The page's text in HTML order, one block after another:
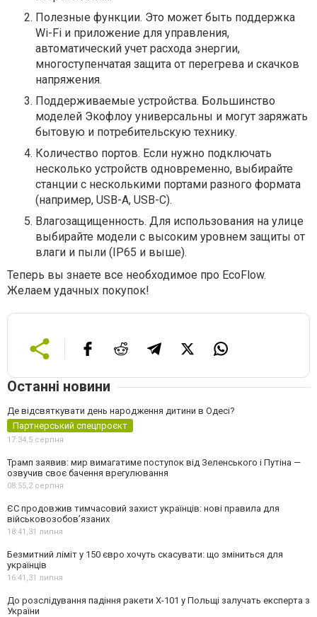
Полезные функции. Это может быть поддержка
Wi-Fi и приложение для управления,
автоматический учет расхода энергии,
многоступенчатая защита от перегрева и скачков
напряжения.
Поддерживаемые устройства. Большинство
моделей Экофлоу универсальны и могут заряжать
бытовую и потребительскую технику.
Количество портов. Если нужно подключать
несколько устройств одновременно, выбирайте
станции с несколькими портами разного формата
(например, USB-A, USB-C).
Влагозащищенность. Для использования на улице
выбирайте модели с высоким уровнем защиты от
влаги и пыли (IP65 и выше).
Теперь вы знаете все необходимое про EcoFlow.
Желаем удачных покупок!
Останні новини
Де відсвяткувати день народження дитини в Одесі?
Партнерський спецпроєкт
17:34,5 серпня
Трамп заявив: мир вимагатиме поступок від Зеленського і Путіна —
озвучив своє бачення врегулювання
08:55,2 серпня
ЄС продовжив тимчасовий захист українців: нові правила для
військовозобов’язаних
18:41,31 липня
Безмитний ліміт у 150 євро хочуть скасувати: що зміниться для
українців
16:41,31 липня
До розслідування падіння ракети Х-101 у Польщі залучать експерта з
України